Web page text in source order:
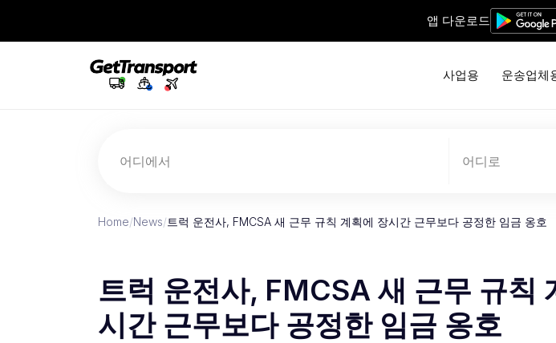
앱 다운로드
사업용 운송업체
어디에서 어디로
Home/News/트럭 운전사, FMCSA 새 근무 규칙 계획에 장시간 근무보다 공정한 임금 옹호
트럭 운전사, FMCSA 새 근무 규칙
시간 근무보다 공정한 임금 옹호